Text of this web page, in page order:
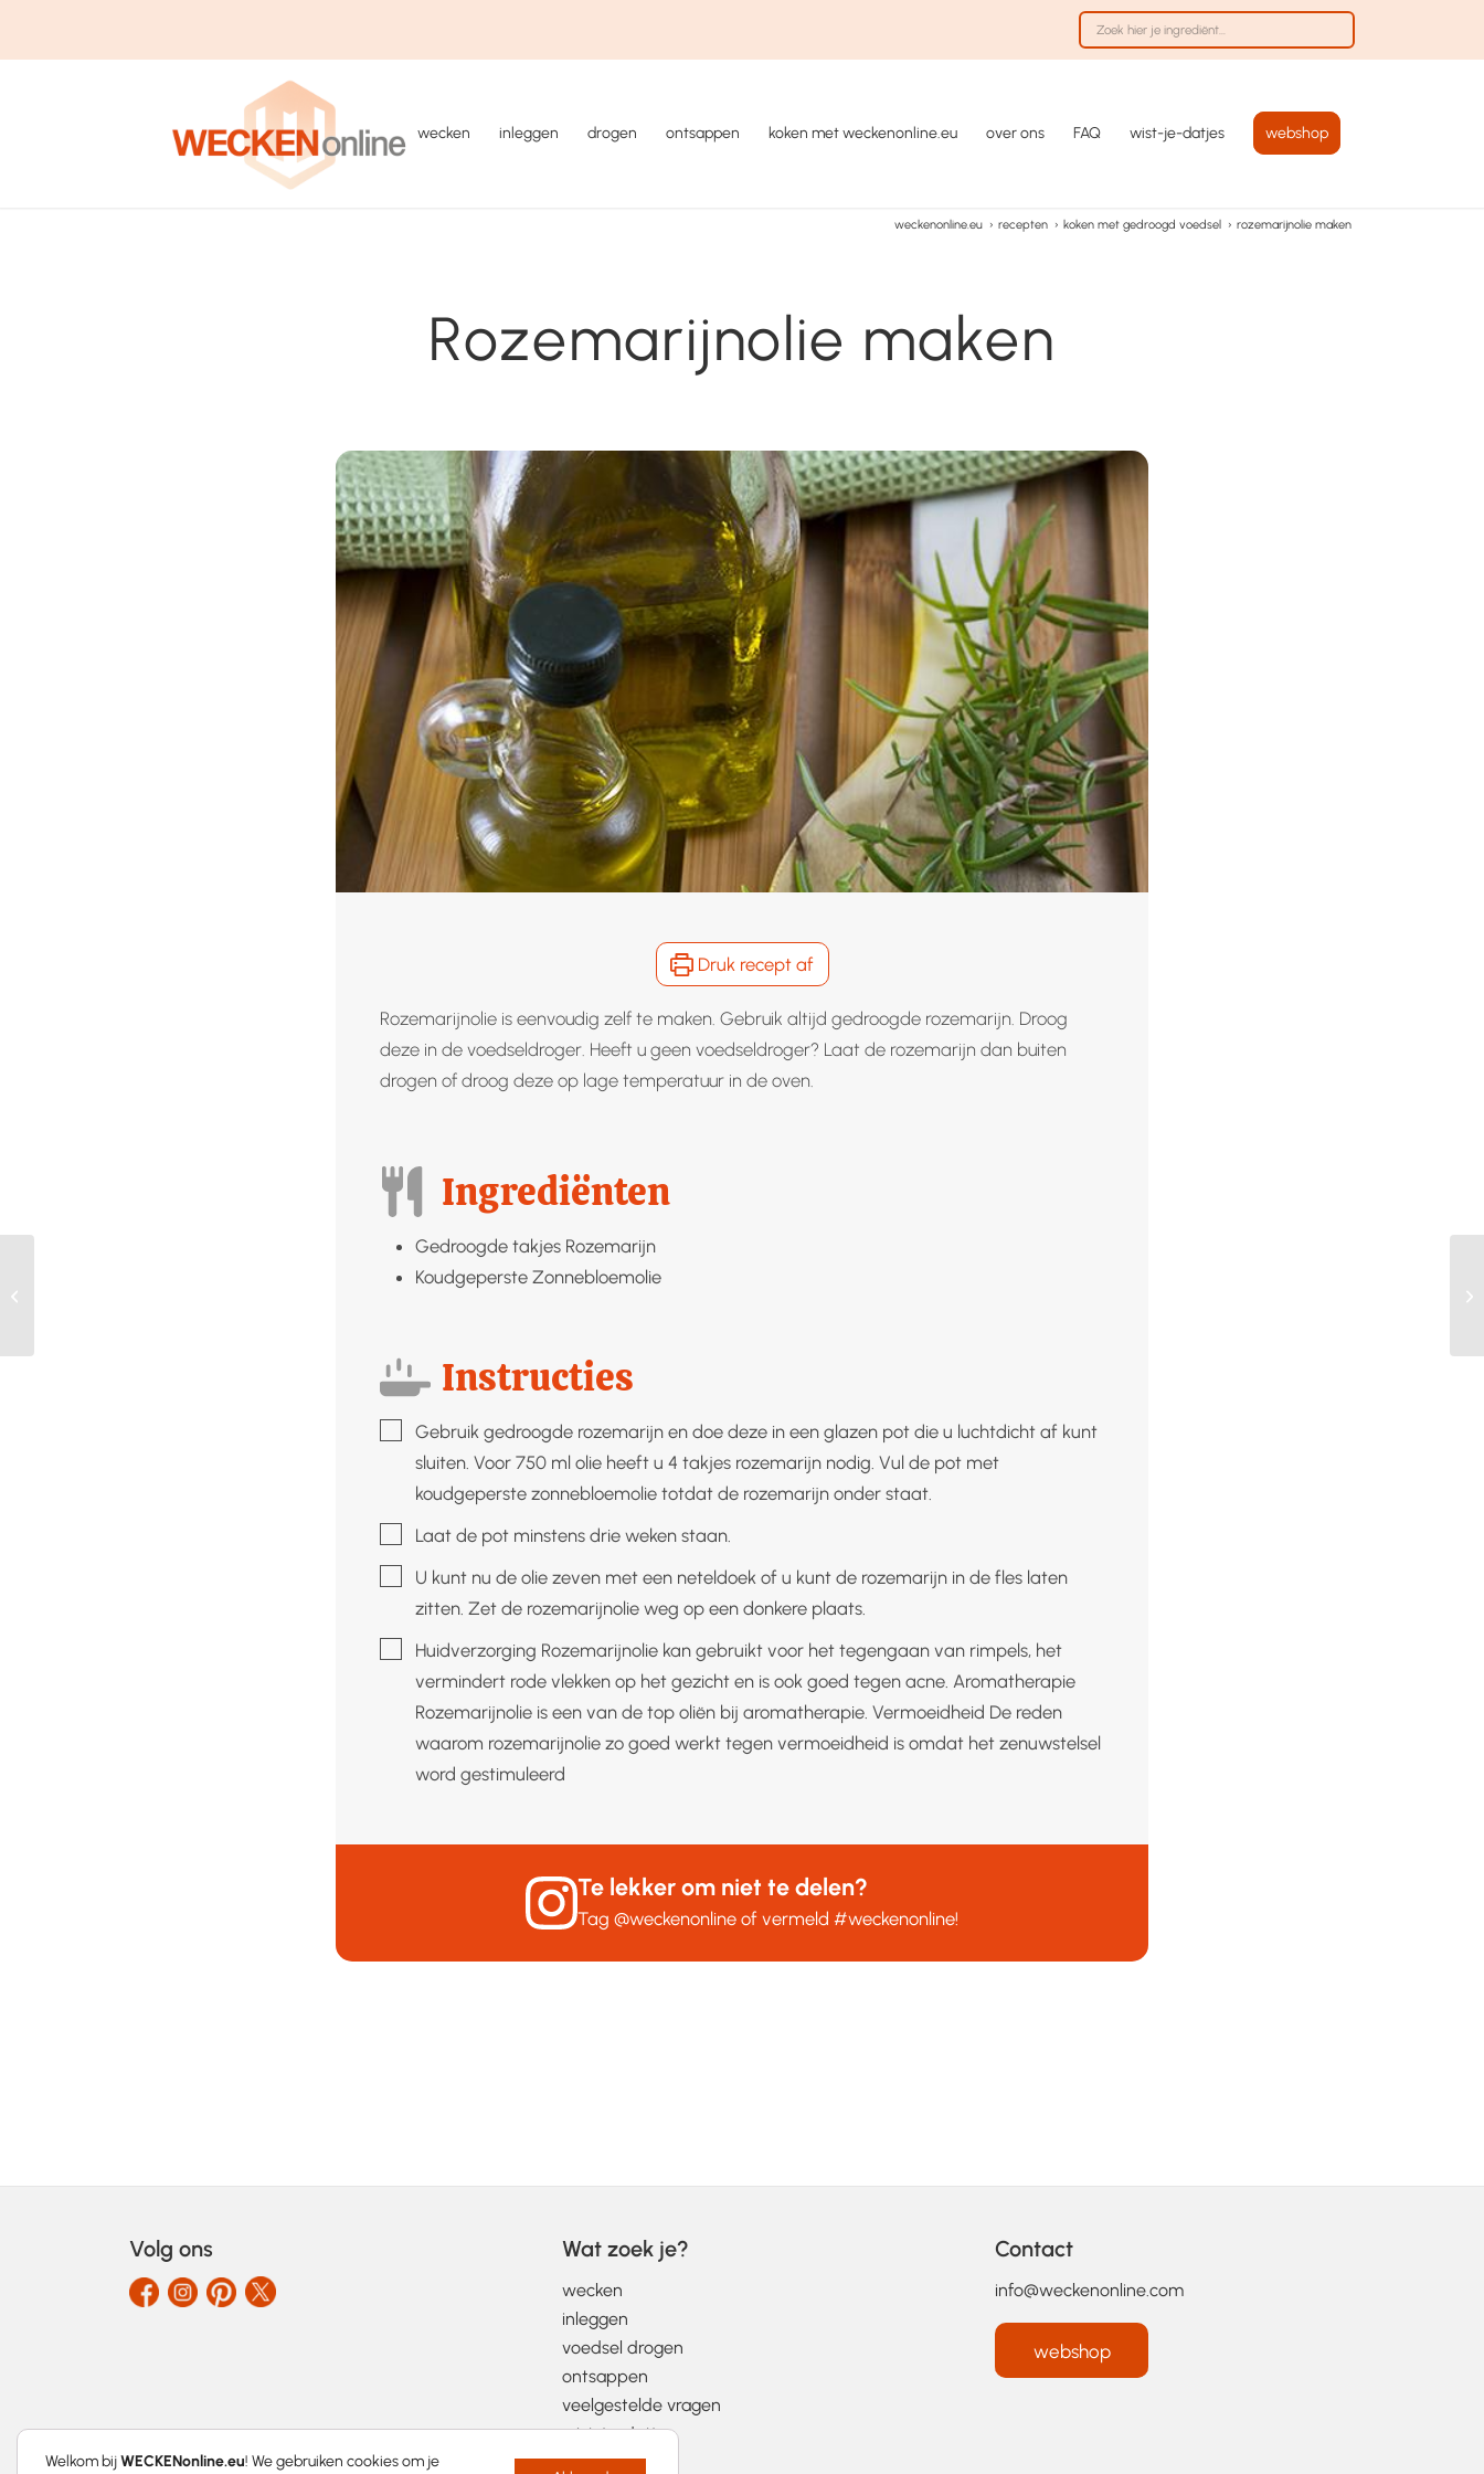
wecken inleggen drogen ontsappen koken met weckenonline.eu over ons FAQ wist-je-datjes webshop
weckenonline.eu › recepten › koken met gedroogd voedsel › rozemarijnolie maken
Rozemarijnolie maken
Druk recept af
Rozemarijnolie is eenvoudig zelf te maken. Gebruik altijd gedroogde rozemarijn. Droog
deze in de voedseldroger. Heeft u geen voedseldroger? Laat de rozemarijn dan buiten
drogen of droog deze op lage temperatuur in de oven.
Ingrediënten
Gedroogde takjes Rozemarijn
Koudgeperste Zonnebloemolie
Instructies
▢
Gebruik gedroogde rozemarijn en doe deze in een glazen pot die u luchtdicht af kunt
sluiten. Voor 750 ml olie heeft u 4 takjes rozemarijn nodig. Vul de pot met
koudgeperste zonnebloemolie totdat de rozemarijn onder staat.
▢Laat de pot minstens drie weken staan.
▢U kunt nu de olie zeven met een neteldoek of u kunt de rozemarijn in de fles laten
zitten. Zet de rozemarijnolie weg op een donkere plaats.
▢Huidverzorging Rozemarijnolie kan gebruikt voor het tegengaan van rimpels, het
vermindert rode vlekken op het gezicht en is ook goed tegen acne. Aromatherapie
Rozemarijnolie is een van de top oliën bij aromatherapie. Vermoeidheid De reden
waarom rozemarijnolie zo goed werkt tegen vermoeidheid is omdat het zenuwstelsel
word gestimuleerd
Te lekker om niet te delen?
Tag@weckenonline of vermeld#weckenonline!
Volg ons Wat zoek je?
wecken
inleggen
voedsel drogen
ontsappen
veelgestelde vragen
wist-je-datjes
Contact
info@weckenonline.com
webshop
Welkom bijWECKENonline.eu! We gebruiken cookies om je